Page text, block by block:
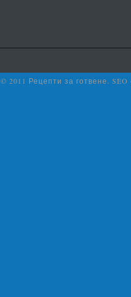
© 2011 Рецепти за готвене.